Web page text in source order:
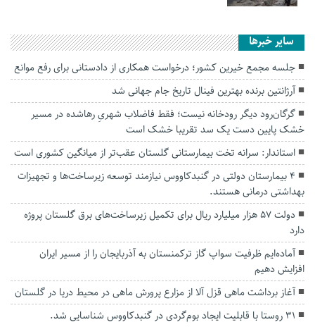
سایر خبرها
جلسه مجمع خیرین کشور؛ درخواست همکاری از دادستانی برای رفع موانع
آرژانتین برنده بهترین فینال تاریخ جام جهانی شد
گرگان‌رود دیگر رودخانه نیست؛ فقط فاضلاب شهریِ رهاشده در مسیر
خشک پایین دست یک سد تقریبا خشک است
استاندار: سرانه تخت بیمارستانی گلستان عقب‌تر از میانگین کشوری است
۴ بیمارستان‌ دولتی در گنبدکاووس نیازمند توسعه زیرساخت‌ها و تجهیزات
بهداشتی درمانی هستند.
دولت ۵۷ هزار میلیارد ریال برای تکمیل زیرساخت‌های برق گلستان پروژه
دارد
آماده‌ایم ظرفیت سواپ گاز ترکمنستان به آذربایجان را از مسیر ایران
افزایش دهیم
آغاز برداشت ماهی قزل آلا از مزارع پرورش ماهی در محیط دریا در گلستان
۳۱ روستا با قابلیت ایجاد بوم‌گردی در گنبدکاووس شناسایی شد.